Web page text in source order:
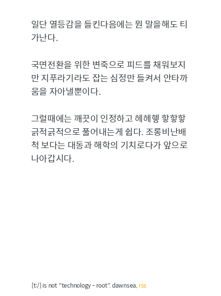
일단 열등감을 들킨다음에는 뭔 말을해도 티
가난다.
국면전환을 위한 변죽으로 피드를 채워보지
만 지푸라기라도 잡는 심정만 들켜서 안타까
움을 자아낼뿐이다.
그럴때에는 깨끗이 인정하고 헤헤헿 핳핳핳
긁적긁적으로 풀어내는게 쉽다. 조롱비난배
척 보다는 대동과 해학의 기치로다가 앞으로
나아갑시다.
[t:/] is not "technology - root". dawnsea, rss